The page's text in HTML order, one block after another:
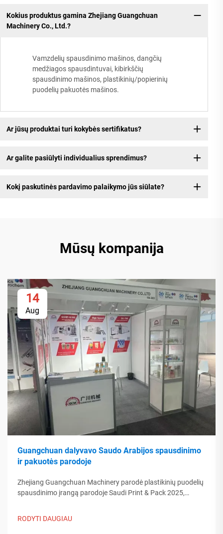
Kokius produktus gamina Zhejiang Guangchuan
Machinery Co., Ltd.?
Vamzdelių spausdinimo mašinos, dangčių
medžiagos spausdintuvai, kibirkščių
spausdinimo mašinos, plastikinių/popierinių
puodelių pakuotės mašinos.
Ar jūsų produktai turi kokybės sertifikatus?
Ar galite pasiūlyti individualius sprendimus?
Kokį paskutinės pardavimo palaikymo jūs siūlate?
Mūsų kompanija
14
Aug
Guangchuan dalyvavo Saudo Arabijos spausdinimo
ir pakuotės parodoje
Zhejiang Guangchuan Machinery parodė plastikinių puodelių
spausdinimo įrangą parodoje Saudi Print & Pack 2025,
RODYTI DAUGIAU